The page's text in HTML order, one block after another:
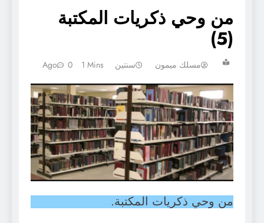
من وحي ذكريات المكتبة
(5)
مسلك ميمون سنتين Ago 0 1 Mins
من وحي ذكريات المكتبة.